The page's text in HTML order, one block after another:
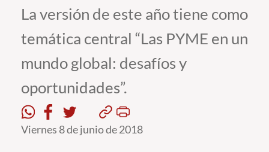
Admisión
Pregrado
Postgrado
Formación Continua
Estudiantes
La versión de este año tiene como
temática central “Las PYME en un
mundo global: desafíos y
oportunidades”.
Viernes 8 de junio de 2018